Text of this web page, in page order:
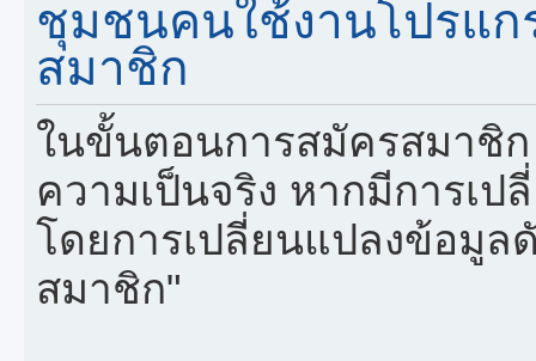
ชุมชนคนใช้งานโปรแ
สมาชิก
ในขั้นตอนการสมัครสมาชิ
ความเป็นจริง หากมีการเ
โดยการเปลี่ยนแปลงข้อมูล
สมาชิก"